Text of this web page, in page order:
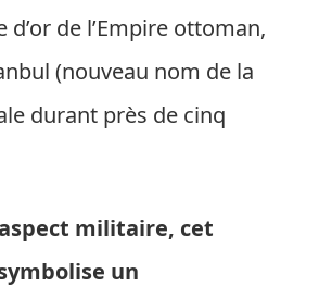
d’or de l’Empire ottoman,
(nouveau nom de la
durant près de cinq
militaire, cet
un